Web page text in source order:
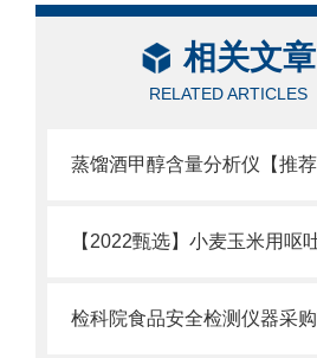
相关文章
RELATED ARTICLES